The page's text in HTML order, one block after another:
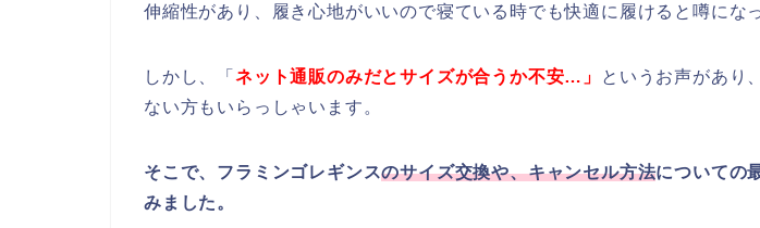
伸縮性があり、履き心地がいいので寝ている時でも快適に履けると噂にな
しかし、「 ネット通販のみだとサイズが合うか不安…」
というお声があり
ない方もいらっしゃいます。
そこで、フラミンゴレギンスのサイズ交換や、キャンセル方法についての
みました。